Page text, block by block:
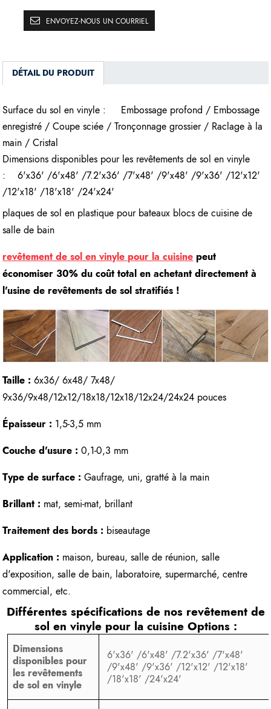
ENVOYEZ-NOUS UN COURRIEL
DÉTAIL DU PRODUIT
Surface du sol en vinyle :
Embossage profond / Embossage
enregistré / Coupe sciée / Tronçonnage grossier / Raclage à la
main / Cristal
Dimensions disponibles pour les revêtements de sol en vinyle
:
6'x36' /6'x48' /7.2'x36' /7'x48' /9'x48' /9'x36' /12'x12'
/12'x18' /18'x18' /24'x24'
plaques de sol en plastique pour bateaux blocs de cuisine de
salle de bain
revêtement de sol en vinyle pour la cuisine peut
économiser 30% du coût total en achetant directement à
l'usine de revêtements de sol stratifiés !
Taille : 6x36/ 6x48/ 7x48/
9x36/9x48/12x12/18x18/12x18/12x24/24x24 pouces
Épaisseur : 1,5-3,5 mm
Couche d'usure : 0,1-0,3 mm
Type de surface : Gaufrage, uni, gratté à la main
Brillant : mat, semi-mat, brillant
Traitement des bords : biseautage
Application : maison, bureau, salle de réunion, salle
d'exposition, salle de bain, laboratoire, supermarché, centre
commercial, etc.
Différentes spécifications de nos revêtement de
sol en vinyle pour la cuisineOptions :
Dimensions
disponibles pour
les revêtements
de sol en vinyle
6'x36' /6'x48' /7.2'x36' /7'x48'
/9'x48' /9'x36' /12'x12' /12'x18'
/18'x18' /24'x24'